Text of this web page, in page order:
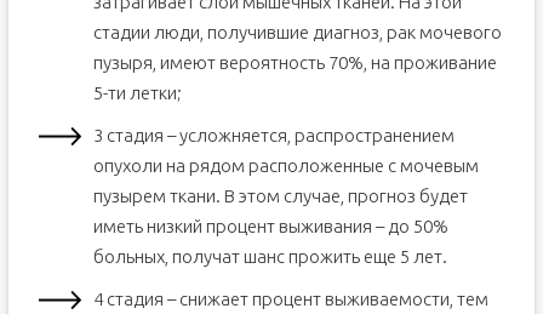
стадии люди, получившие диагноз, рак мочевого
пузыря, имеют вероятность 70%, на проживание
5-ти летки;
3 стадия – усложняется, распространением
опухоли на рядом расположенные с мочевым
пузырем ткани. В этом случае, прогноз будет
иметь низкий процент выживания – до 50%
больных, получат шанс прожить еще 5 лет.
4 стадия – снижает процент выживаемости, тем